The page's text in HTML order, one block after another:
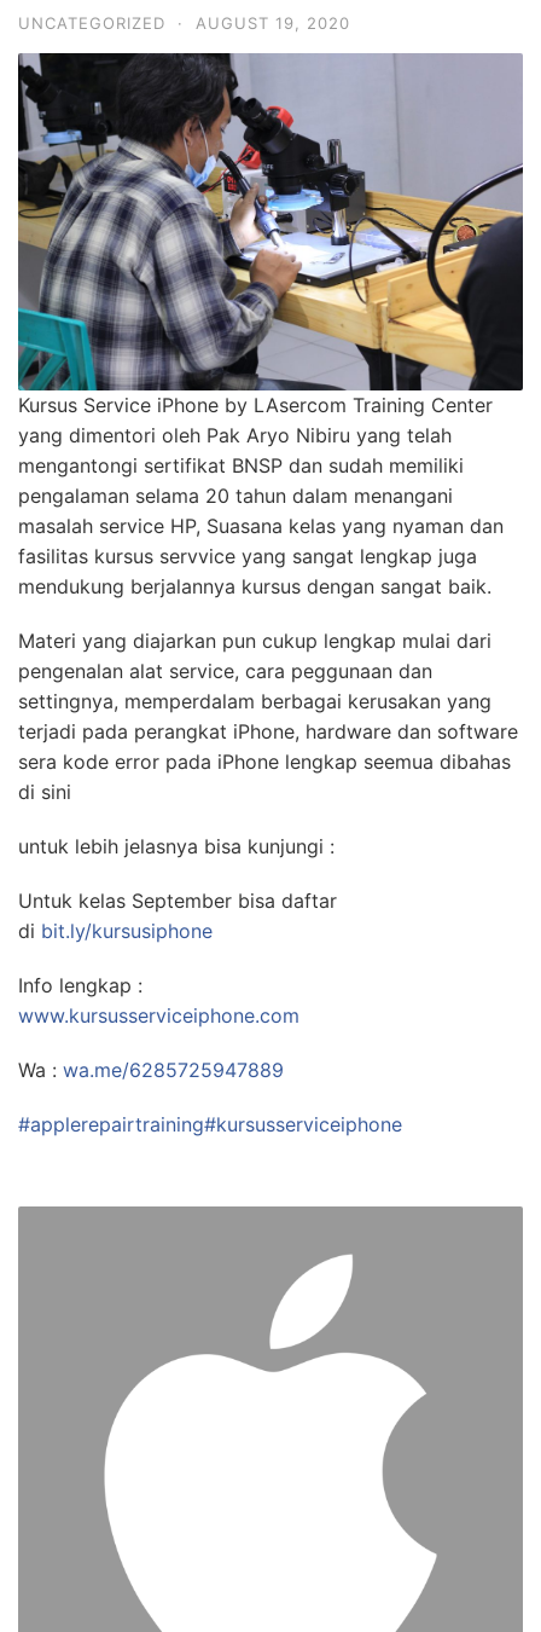
UNCATEGORIZED · AUGUST 19, 2020
Kursus Service iPhone by LAsercom Training Center
yang dimentori oleh Pak Aryo Nibiru yang telah
mengantongi sertifikat BNSP dan sudah memiliki
pengalaman selama 20 tahun dalam menangani
masalah service HP, Suasana kelas yang nyaman dan
fasilitas kursus servvice yang sangat lengkap juga
mendukung berjalannya kursus dengan sangat baik.
Materi yang diajarkan pun cukup lengkap mulai dari
pengenalan alat service, cara peggunaan dan
settingnya, memperdalam berbagai kerusakan yang
terjadi pada perangkat iPhone, hardware dan software
sera kode error pada iPhone lengkap seemua dibahas
di sini
untuk lebih jelasnya bisa kunjungi :
Untuk kelas September bisa daftar
di bit.ly/kursusiphone
Info lengkap :
www.kursusserviceiphone.com
Wa : wa.me/6285725947889
#applerepairtraining#kursusserviceiphone